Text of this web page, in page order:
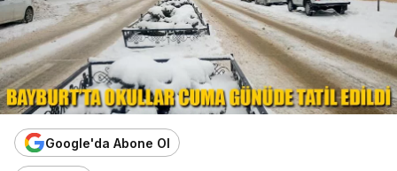
Google'da Abone Ol